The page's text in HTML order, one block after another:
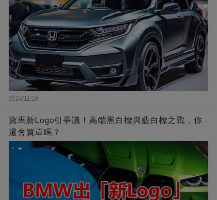
2024/11/18
寶馬新Logo引爭議！高端黑白標與藍白標之戰，你
還會買單嗎？